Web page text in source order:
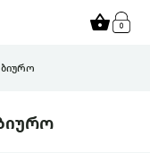
shopping_basket